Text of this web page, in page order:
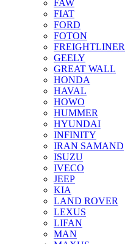
FAW
FIAT
FORD
FOTON
FREIGHTLINER
GEELY
GREAT WALL
HONDA
HAVAL
HOWO
HUMMER
HYUNDAI
INFINITY
IRAN SAMAND
ISUZU
IVECO
JEEP
KIA
LAND ROVER
LEXUS
LIFAN
MAN